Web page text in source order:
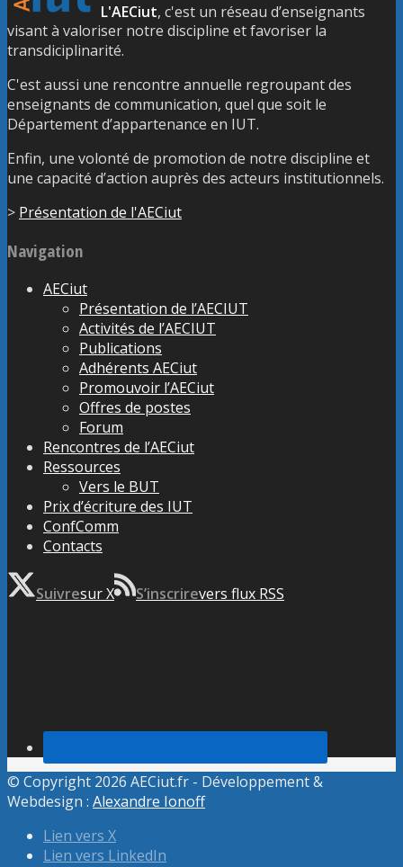
L'AECiut, c'est un réseau d’enseignants
visant à valoriser notre discipline et favoriser la
transdiciplinarité.
C'est aussi une rencontre annuelle regroupant des
enseignants de communication, quel que soit le
Département d’appartenance en IUT.
Enfin, une volonté de promotion de notre discipline et
une capacité d’action auprès des acteurs institutionnels.
> Présentation de l'AECiut
Navigation
AECiut
Présentation de l’AECIUT
Activités de l’AECIUT
Publications
Adhérents AECiut
Promouvoir l’AECiut
Offres de postes
Forum
Rencontres de l’AECiut
Ressources
Vers le BUT
Prix d’écriture des IUT
ConfComm
Contacts
Suivresur X S’inscrirevers flux RSS
© Copyright 2026 AECiut.fr - Développement &
Webdesign : Alexandre Ionoff
Lien vers X
Lien vers LinkedIn